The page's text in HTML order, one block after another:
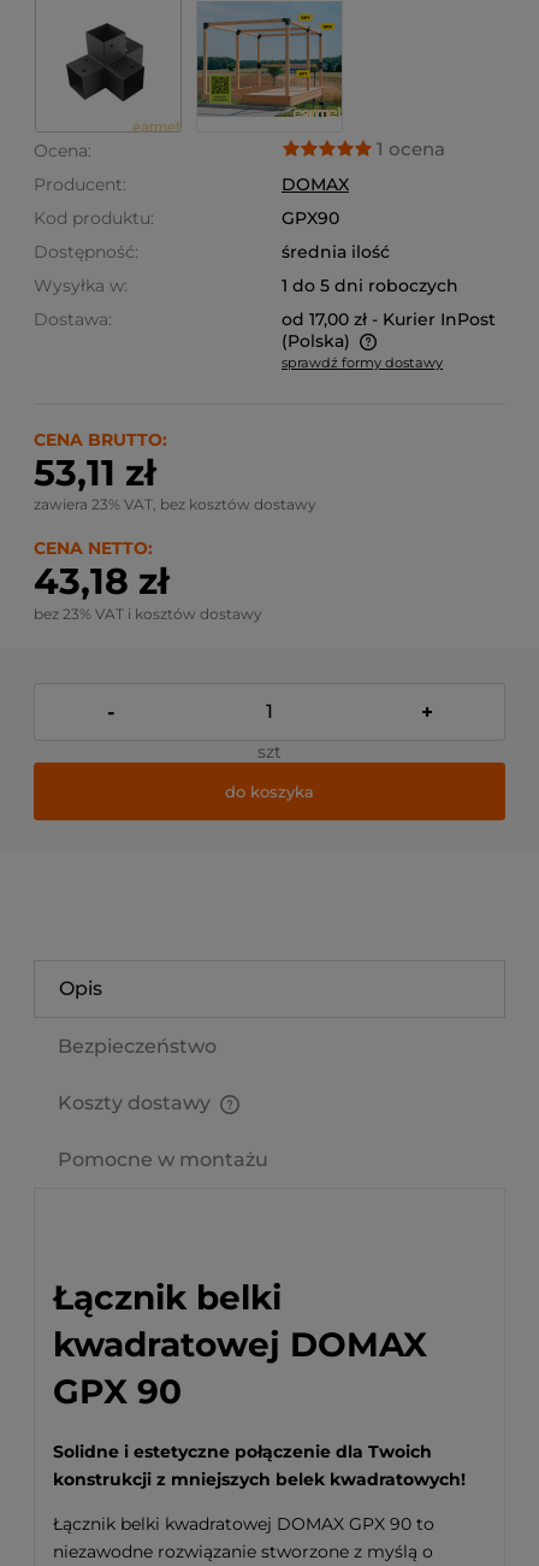
Ocena: 1 ocena
Producent:
DOMAX
Kod produktu:
GPX90
Dostępność:
średnia ilość
Wysyłka w:
1 do 5 dni roboczych
Dostawa:
od 17,00 zł - Kurier InPost
(Polska)
Cena nie zawiera ewentualnych kosztów płatności
sprawdź formy dostawy
CENA BRUTTO:
53,11 zł
zawiera 23% VAT, bez kosztów dostawy
CENA NETTO:
43,18 zł
bez 23% VAT i kosztów dostawy
- +
szt
do koszyka
Opis
Bezpieczeństwo
Koszty dostawy
Pomocne w montażu
Łącznik belki
kwadratowej DOMAX
GPX 90
Solidne i estetyczne połączenie dla Twoich
konstrukcji z mniejszych belek kwadratowych!
Łącznik belki kwadratowej DOMAX GPX 90 to
niezawodne rozwiązanie stworzone z myślą o